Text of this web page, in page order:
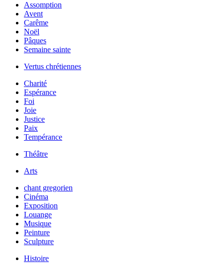
Assomption
Avent
Carême
Noël
Pâques
Semaine sainte
Vertus chrétiennes
Charité
Espérance
Foi
Joie
Justice
Paix
Tempérance
Théâtre
Arts
chant gregorien
Cinéma
Exposition
Louange
Musique
Peinture
Sculpture
Histoire